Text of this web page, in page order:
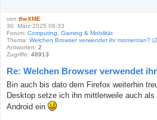
von theXME
30. März 2025 08:33
Forum: Computing, Gaming & Mobilität
Thema: Welchen Browser verwendet ihr momentan?
Antworten: 2
Zugriffe: 48913
Re: Welchen Browser verwendet
Bin auch bis dato dem Firefox weiterhin
Desktop setze ich ihn mittlerweile auch als
Android ein